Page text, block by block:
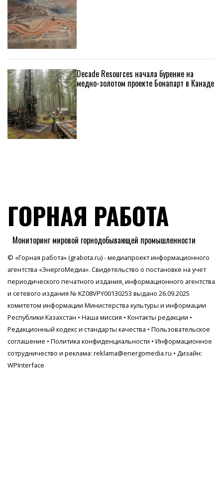
Decade Resources начала бурение на
медно-золотом проекте Бонапарт в Канаде
ГОРНАЯ РАБОТА
Мониторинг мировой горнодобывающей промышленности
© «Горная работа» (grabota.ru) - медиапроект информационного
агентства «ЭнергоМедиа». Свидетельство о постановке на учет
периодического печатного издания, информационного агентства
и сетевого издания № KZ08VPY00130253 выдано 26.09.2025
комитетом информации Министерства культуры и информации
Республики Казахстан • Наша миссия • Контакты редакции •
Редакционный кодекс и стандарты качества • Пользовательское
соглашение • Политика конфиденциальности • Информационное
сотрудничество и реклама: reklama@energomedia.ru • Дизайн:
WPInterface